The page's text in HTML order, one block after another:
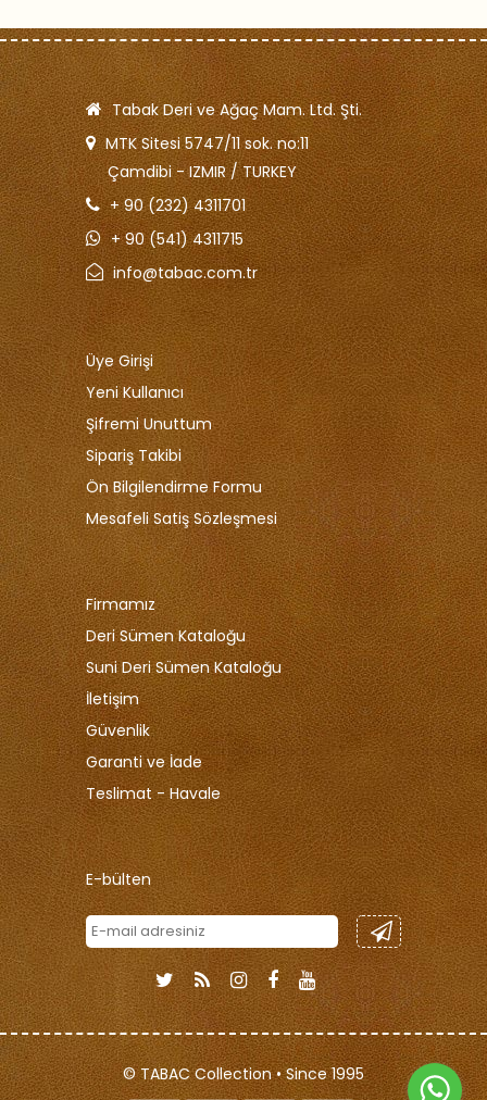
Tabak Deri ve Ağaç Mam. Ltd. Şti.
MTK Sitesi 5747/11 sok. no:11
Çamdibi - IZMIR / TURKEY
+ 90 (232) 4311701
+ 90 (541) 4311715
info@tabac.com.tr
Üye Girişi
Yeni Kullanıcı
Şifremi Unuttum
Sipariş Takibi
Ön Bilgilendirme Formu
Mesafeli Satiş Sözleşmesi
Firmamız
Deri Sümen Kataloğu
Suni Deri Sümen Kataloğu
İletişim
Güvenlik
Garanti ve İade
Teslimat - Havale
E-bülten
© TABAC Collection • Since 1995